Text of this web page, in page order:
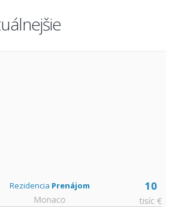
10
tisíc €
RezidenciaPrenájom
Monaco